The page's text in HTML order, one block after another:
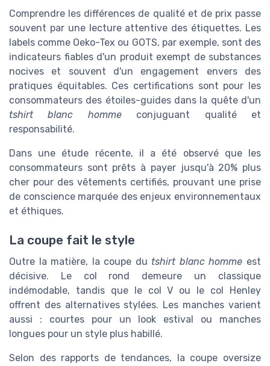
Comprendre les différences de qualité et de prix passe
souvent par une lecture attentive des étiquettes. Les
labels comme Oeko-Tex ou GOTS, par exemple, sont des
indicateurs fiables d'un produit exempt de substances
nocives et souvent d'un engagement envers des
pratiques équitables. Ces certifications sont pour les
consommateurs des étoiles-guides dans la quête d'un
tshirt blanc hommeconjuguant qualité et
responsabilité.
Dans une étude récente, il a été observé que les
consommateurs sont prêts à payer jusqu'à 20% plus
cher pour des vêtements certifiés, prouvant une prise
de conscience marquée des enjeux environnementaux
et éthiques.
La coupe fait le style
Outre la matière, la coupe du tshirt blanc homme est
décisive. Le col rond demeure un classique
indémodable, tandis que le col V ou le col Henley
offrent des alternatives stylées. Les manches varient
aussi : courtes pour un look estival ou manches
longues pour un style plus habillé.
Selon des rapports de tendances, la coupe oversize